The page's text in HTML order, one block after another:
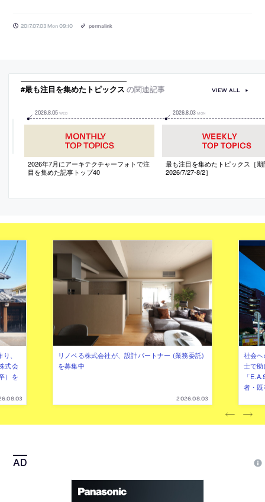
2017.07.03 Mon 09:10 permalink
#最も注目を集めたトピックス の関連記事
2026.8.05 WED
2026年7月にアーキテクチャーフォトで注
目を集めた記事トップ40
2026.8.03 MON
最も注目を集めたトピックス［期
2026/7/27-8/2］
VIEW ALL
、
式会
）を
リノベる株式会社が、設計パートナー (業務委託)
を募集中
2026.08.03
社会
士で
「
者・